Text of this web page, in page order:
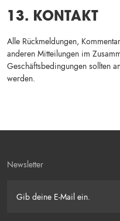
13. KONTAKT
Alle Rückmeldungen,
anderen Mitteilungen im
Geschäftsbedingungen sollten
werden.
Newsletter